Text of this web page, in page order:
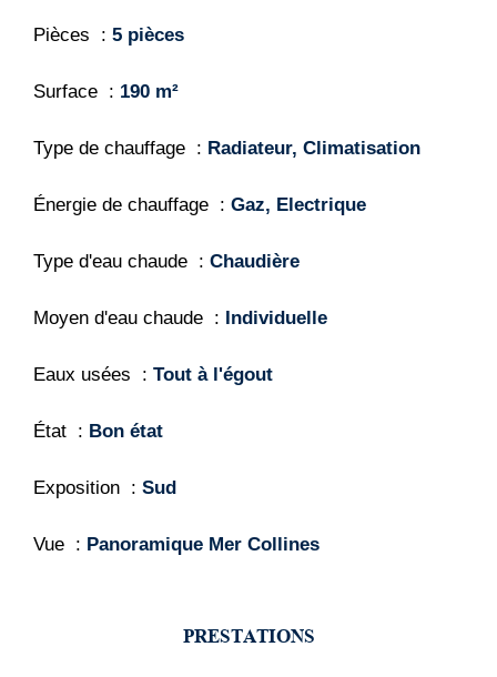
Pièces 5 pièces
Surface 190 m²
Type de chauffage Radiateur, Climatisation
Énergie de chauffage Gaz, Electrique
Type d'eau chaude Chaudière
Moyen d'eau chaude Individuelle
Eaux usées Tout à l'égout
État Bon état
Exposition Sud
Vue Panoramique Mer Collines
PRESTATIONS